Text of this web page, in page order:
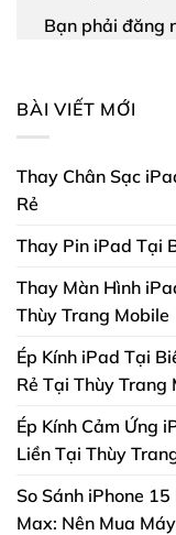
Bạn phải đăng
BÀI VIẾT MỚI
Thay Chân Sạc
Rẻ
Thay Pin iPad Tại
Thay Màn Hình
Thùy Trang Mobile
Ép Kính iPad Tại
Rẻ Tại Thùy Trang
Ép Kính Cảm Ứng
Liền Tại Thùy
So Sánh iPhone
Max: Nên Mua